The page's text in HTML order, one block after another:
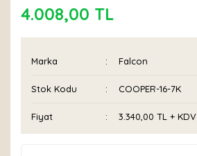
4.008,00 TL
Marka Falcon
Stok Kodu COOPER-16-7K
Fiyat 3.340,00 TL + KDV